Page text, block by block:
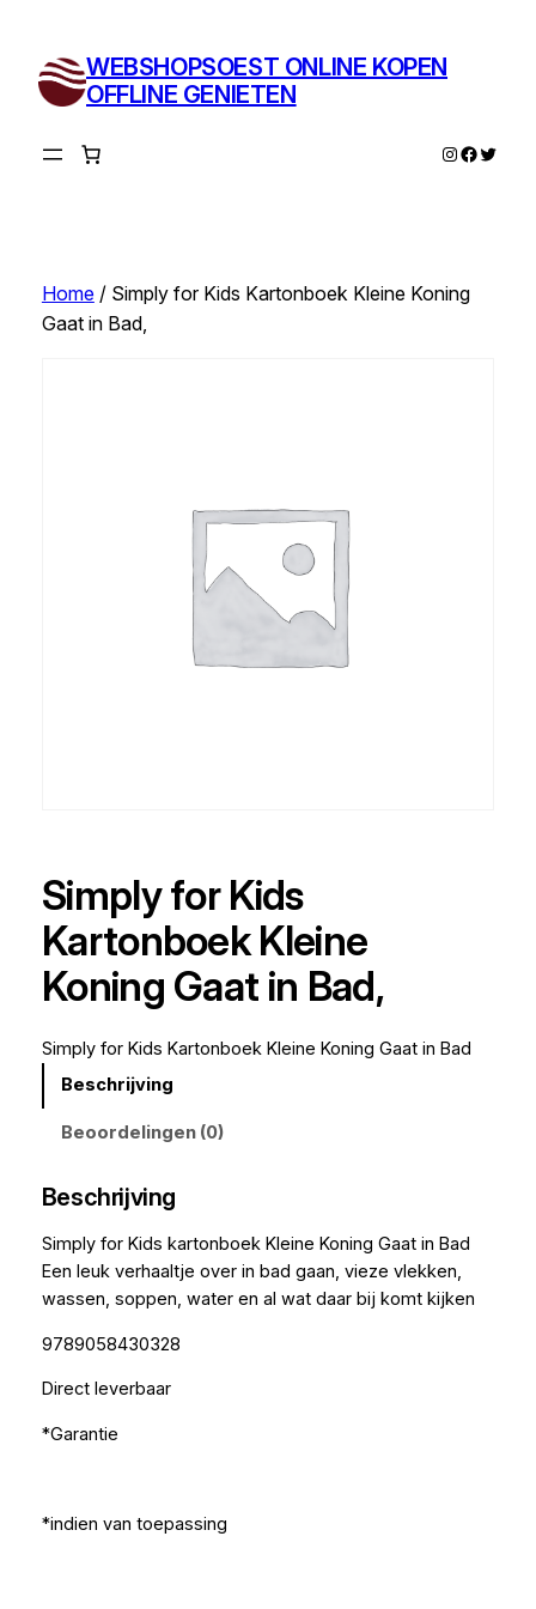
inhoud
WEBSHOPSOEST ONLINE KOPEN
OFFLINE GENIETEN
Instagram
Twitter
Home/ Simply for Kids Kartonboek Kleine Koning
Gaat in Bad,
Simply for Kids
Kartonboek Kleine
Koning Gaat in Bad,
Simply for Kids Kartonboek Kleine Koning Gaat in Bad
Beschrijving
Beoordelingen (0)
Beschrijving
Simply for Kids kartonboek Kleine Koning Gaat in Bad
Een leuk verhaaltje over in bad gaan, vieze vlekken,
wassen, soppen, water en al wat daar bij komt kijken
9789058430328
Direct leverbaar
*Garantie
*indien van toepassing